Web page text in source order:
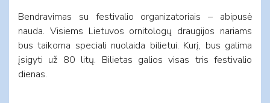
Bendravimas su festivalio organizatoriais – abipusė
nauda. Visiems Lietuvos ornitologų draugijos nariams
bus taikoma speciali nuolaida bilietui. Kurį, bus galima
įsigyti už 80 litų. Bilietas galios visas tris festivalio
dienas.